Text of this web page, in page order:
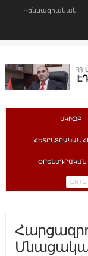
Կենսագրական
ՍԿԻԶԲ
ՀԵՏԸՆՏՐԱԿԱՆ
ՕՐԵՆՍԴՐԱԿԱՆ